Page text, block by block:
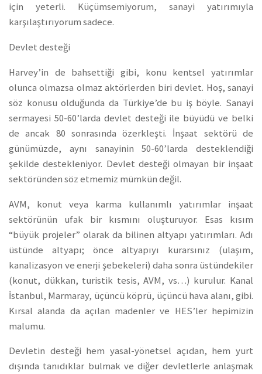
için yeterli. Küçümsemiyorum, sanayi yatırımıyla
karşılaştırıyorum sadece.
Devlet desteği
Harvey’in de bahsettiği gibi, konu kentsel yatırımlar
olunca olmazsa olmaz aktörlerden biri devlet. Hoş, sanayi
söz konusu olduğunda da Türkiye’de bu iş böyle. Sanayi
sermayesi 50-60’larda devlet desteği ile büyüdü ve belki
de ancak 80 sonrasında özerkleşti. İnşaat sektörü de
günümüzde, aynı sanayinin 50-60’larda desteklendiği
şekilde destekleniyor. Devlet desteği olmayan bir inşaat
sektöründen söz etmemiz mümkün değil.
AVM, konut veya karma kullanımlı yatırımlar inşaat
sektörünün ufak bir kısmını oluşturuyor. Esas kısım
“büyük projeler” olarak da bilinen altyapı yatırımları. Adı
üstünde altyapı; önce altyapıyı kurarsınız (ulaşım,
kanalizasyon ve enerji şebekeleri) daha sonra üstündekiler
(konut, dükkan, turistik tesis, AVM, vs…) kurulur. Kanal
İstanbul, Marmaray, üçüncü köprü, üçüncü hava alanı, gibi.
Kırsal alanda da açılan madenler ve HES’ler hepimizin
malumu.
Devletin desteği hem yasal-yönetsel açıdan, hem yurt
dışında tanıdıklar bulmak ve diğer devletlerle anlaşmak